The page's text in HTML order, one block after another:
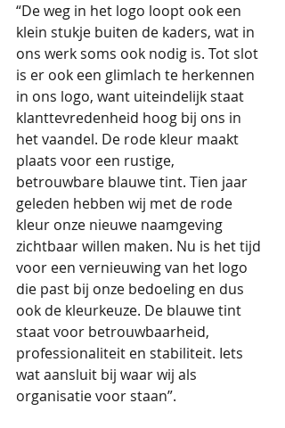
“De weg in het logo loopt ook een
klein stukje buiten de kaders, wat in
ons werk soms ook nodig is. Tot slot
is er ook een glimlach te herkennen
in ons logo, want uiteindelijk staat
klanttevredenheid hoog bij ons in
het vaandel. De rode kleur maakt
plaats voor een rustige,
betrouwbare blauwe tint. Tien jaar
geleden hebben wij met de rode
kleur onze nieuwe naamgeving
zichtbaar willen maken. Nu is het tijd
voor een vernieuwing van het logo
die past bij onze bedoeling en dus
ook de kleurkeuze. De blauwe tint
staat voor betrouwbaarheid,
professionaliteit en stabiliteit. Iets
wat aansluit bij waar wij als
organisatie voor staan”.